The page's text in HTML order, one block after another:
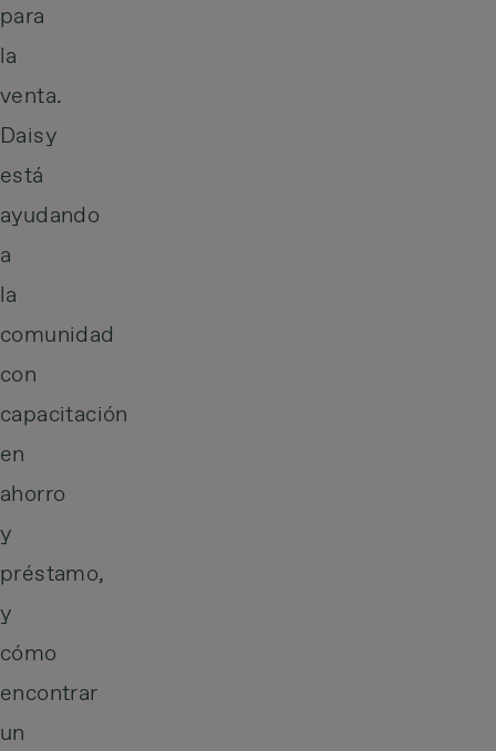
para
la
venta.
Daisy
está
ayudando
a
la
comunidad
con
capacitación
en
ahorro
y
préstamo,
y
cómo
encontrar
un